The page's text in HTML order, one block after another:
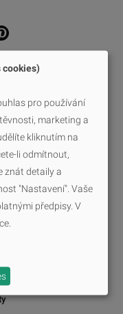
vám, jak
my.
cookies)
pro používání
marketing a
kliknutím na
li odmítnout,
znát detaily a
"Nastavení". Vaše
předpisy. V